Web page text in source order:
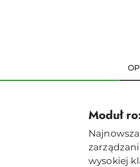
Moduł
wysokiej